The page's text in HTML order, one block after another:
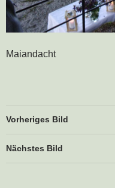
Maiandacht
Vorheriges Bild
Nächstes Bild